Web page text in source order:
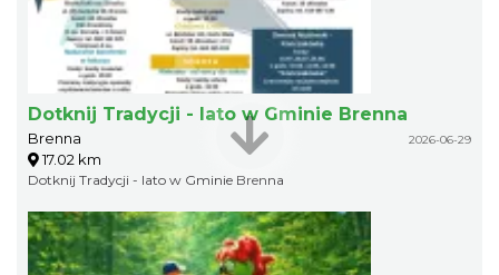
Dotknij Tradycji - lato w Gminie Brenna
Brenna 2026-06-29
17.02 km
Dotknij Tradycji - lato w Gminie Brenna